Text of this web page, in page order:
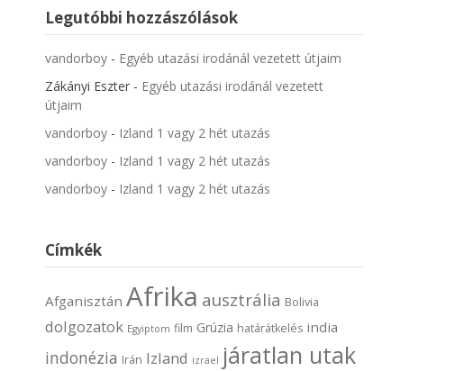
Legutóbbi hozzászólások
vandorboy- Egyéb utazási irodánál vezetett útjaim
Zákányi Eszter- Egyéb utazási irodánál vezetett
útjaim
vandorboy- Izland 1 vagy 2 hét utazás
vandorboy- Izland 1 vagy 2 hét utazás
vandorboy- Izland 1 vagy 2 hét utazás
Címkék
Afganisztán Afrika ausztrália Bolivia
dolgozatok Egyiptom film Grúzia határátkelés india
indonézia Irán Izland izrael járatlan utak